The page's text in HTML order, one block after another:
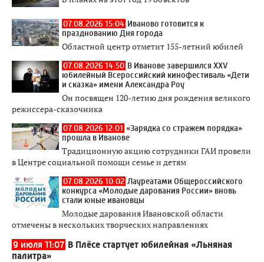
07.08.2026 15:04 Иваново готовится к
празднованию Дня города
Областной центр отметит 155-летний юбилей
07.08.2026 14:50 В Иванове завершился XXV
юбилейный Всероссийский кинофестиваль «Дети
и сказка» имени Александра Роу
Он посвящен 120-летию дня рождения великого
режиссера-сказочника
07.08.2026 12:01 «Зарядка со стражем порядка»
прошла в Иванове
Традиционную акцию сотрудники ГАИ провели
в Центре социальной помощи семье и детям
07.08.2026 10:02 Лауреатами Общероссийского
конкурса «Молодые дарования России» вновь
стали юные ивановцы
Молодые дарования Ивановской области
отмечены в нескольких творческих направлениях
9 июля 11:07 В Плёсе стартует юбилейная «Льняная
палитра»